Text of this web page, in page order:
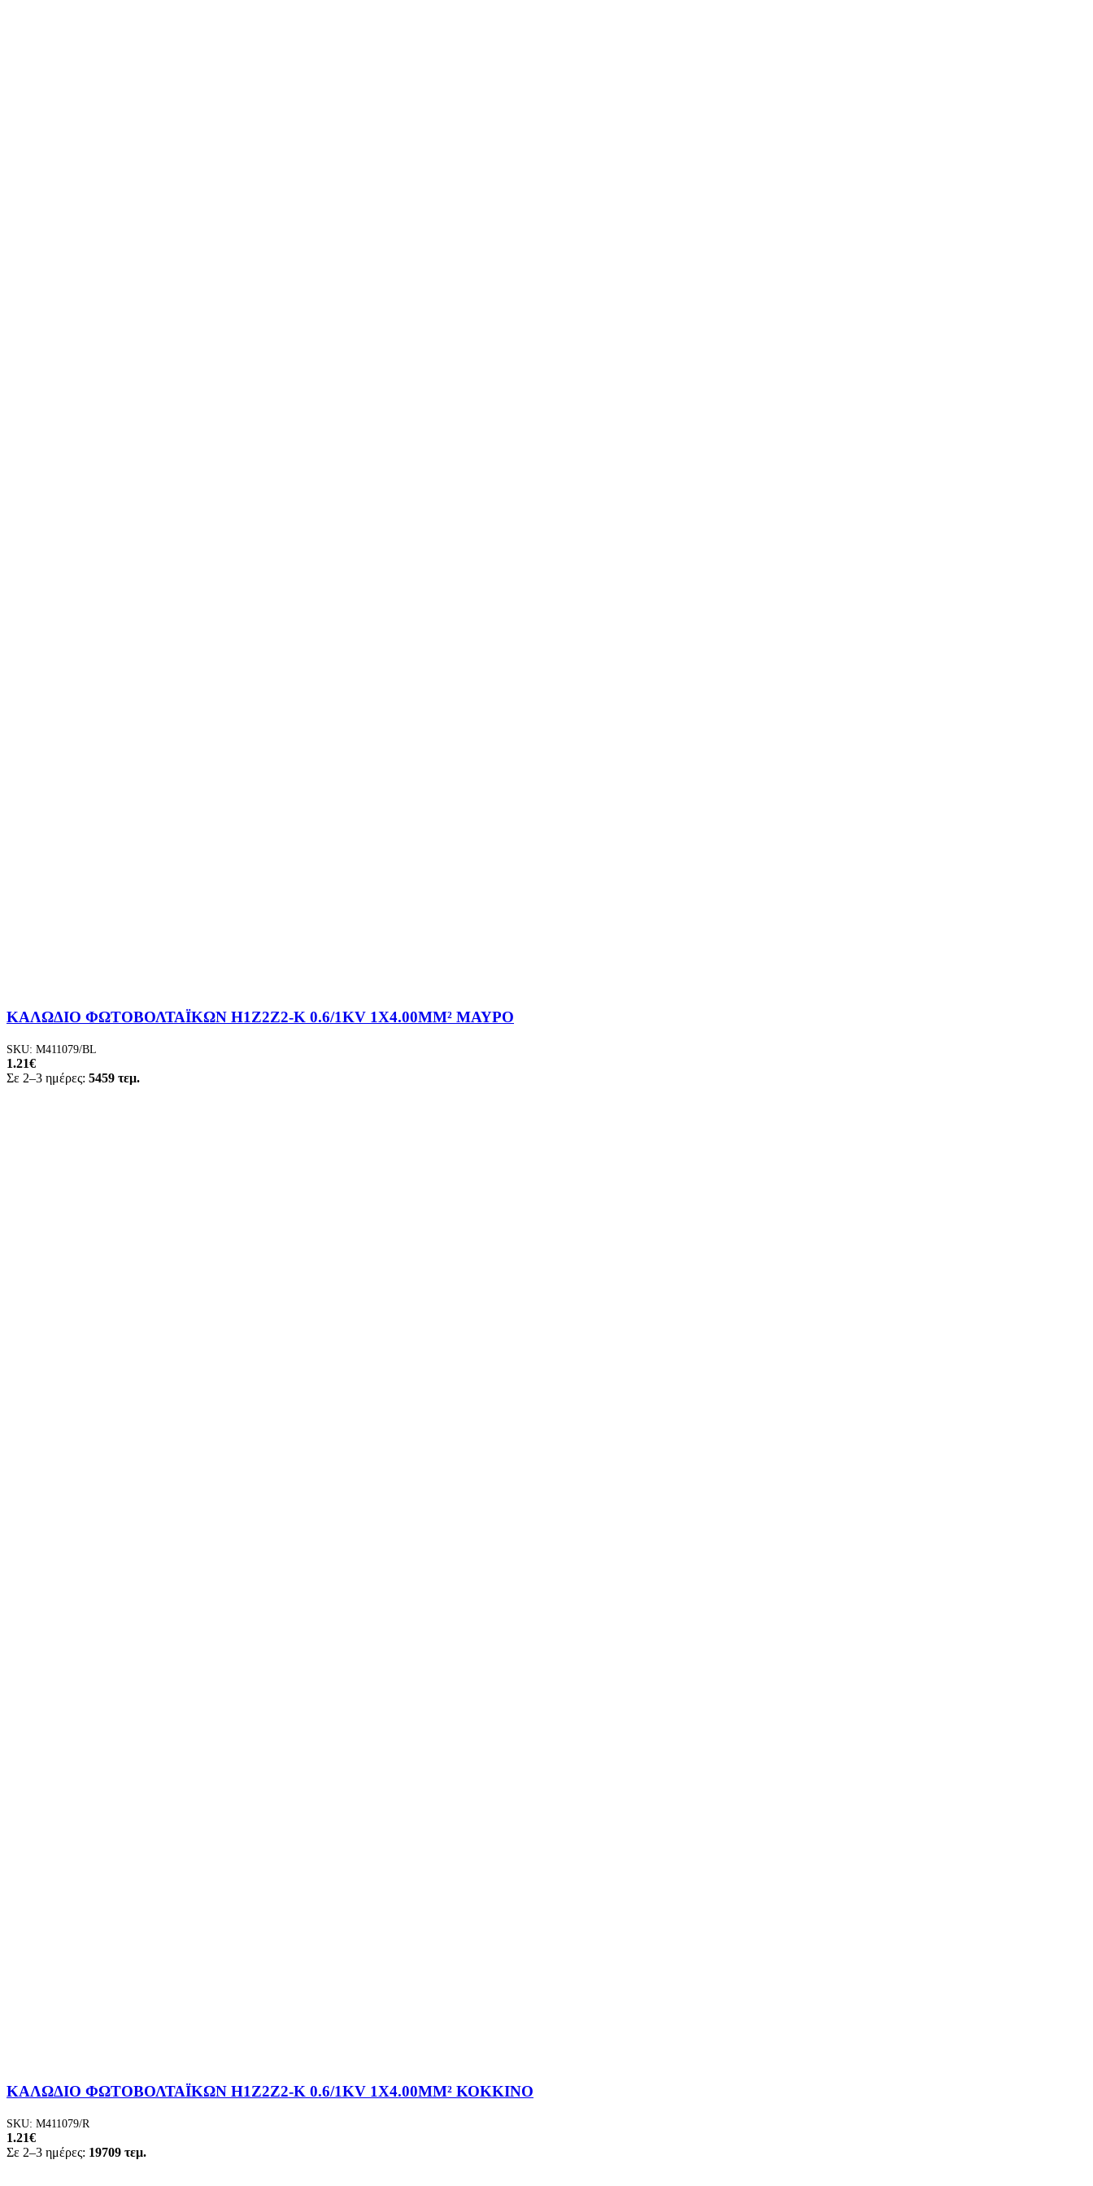
ΚΑΛΩΔΙΟ ΦΩΤΟΒΟΛΤΑΪΚΩΝ H1Z2Z2-K 0.6/1KV 1X4.00MM² ΜΑΥΡΟ
SKU: M411079/BL
1.21€
Σε 2–3 ημέρες: 5459 τεμ.
ΚΑΛΩΔΙΟ ΦΩΤΟΒΟΛΤΑΪΚΩΝ H1Z2Z2-K 0.6/1KV 1X4.00MM² ΚΟΚΚΙΝΟ
SKU: M411079/R
1.21€
Σε 2–3 ημέρες: 19709 τεμ.